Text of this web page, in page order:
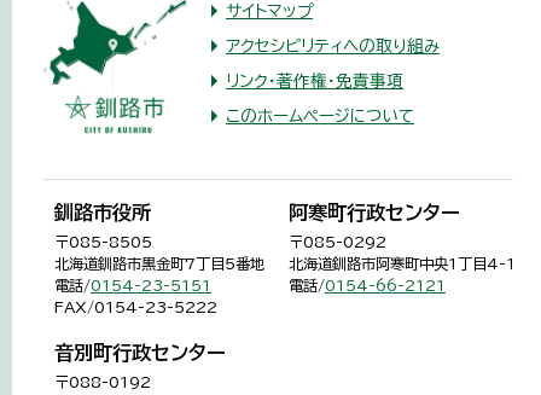
サイトマップ
アクセシビリティへの取り組み
リンク・著作権・免責事項
このホームページについて
釧路市役所
〒085-8505
北海道釧路市黒金町7丁目5番地
電話/0154-23-5151
FAX/0154-23-5222
阿寒町行政センター
〒085-0292
北海道釧路市阿寒町中央1丁目4-1
電話/0154-66-2121
音別町行政センター
〒088-0192